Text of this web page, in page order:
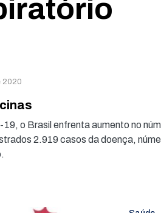
2020
o Brasil enfrenta aumento no
2.919 casos da doença,